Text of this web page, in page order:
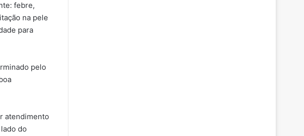
febre,
na pele
para
pelo
atendimento
do